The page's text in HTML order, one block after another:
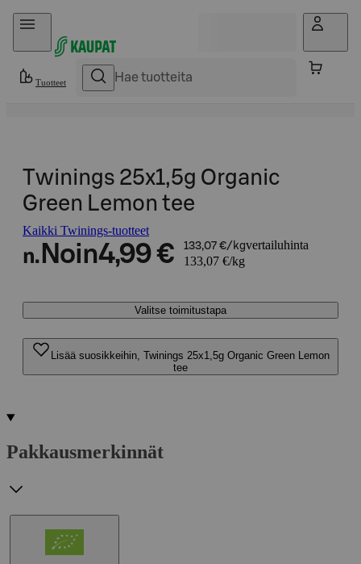
Hyppää sisältöön
Tuotteet
Twinings 25x1,5g Organic
Green Lemon tee
Kaikki Twinings-tuotteet
n. Noin4,99 € 133,07 €/kgvertailuhinta
133,07 €/kg
Valitse toimitustapa
Lisää suosikkeihin, Twinings 25x1,5g Organic Green Lemon
tee
Pakkausmerkinnät